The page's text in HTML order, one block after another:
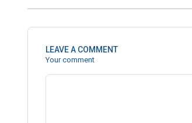
LEAVE A COMMENT
Your comment